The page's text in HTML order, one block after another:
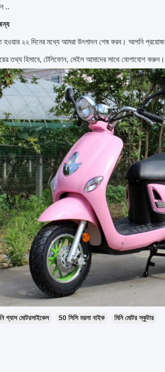
..
হওয়ার ২২ দিনের মধ্যে আমরা উৎপাদন শেষ করব। আপনি
তথ্য হিসাবে, টেলিফোন, মেইল ​​আমাদের সাথে যোগাযোগ করুন।
গ্যাস মোটরসাইকেল 50 সিসি ময়লা বাইক মিনি মোটর স্কুটার